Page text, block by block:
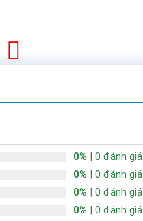
0% | 0 đánh giá
0% | 0 đánh giá
0% | 0 đánh giá
0% | 0 đánh giá